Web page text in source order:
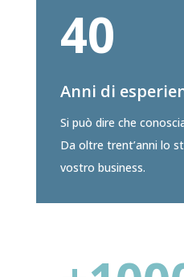
40
Anni di
Si può dire che
Da oltre trent’anni lo
vostro business.